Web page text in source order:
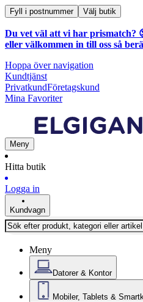
Fyll i postnummer Välj butik
Du vet väl att vi har prismatch?
eller välkommen in till oss så
Hoppa över navigation
Kundtjänst
PrivatkundFöretagskund
Mina Favoriter
Meny
Hitta butik
Logga in
Kundvagn
Meny
Datorer & Kontor
Mobiler, Tablets &